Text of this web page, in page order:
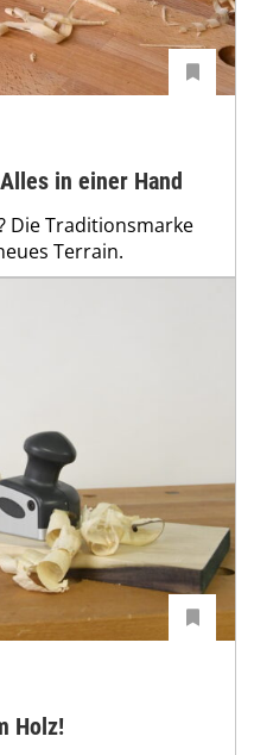
in einer Hand
Die Traditionsmarke
Terrain.
Holz!